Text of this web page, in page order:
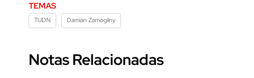
TEMAS
TUDN Damián Zamogilny
Notas Relacionadas